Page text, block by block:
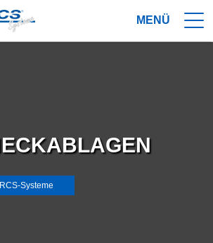
Systeme